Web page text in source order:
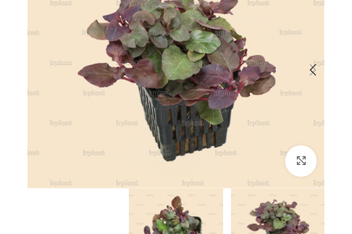
بزرگنمایی تصویر